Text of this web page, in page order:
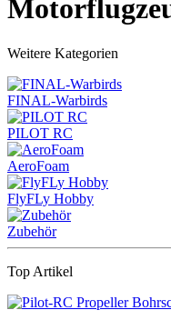
Weitere Kategorien
FINAL-Warbirds
PILOT RC
AeroFoam
FlyFLy Hobby
Zubehör
Top Artikel